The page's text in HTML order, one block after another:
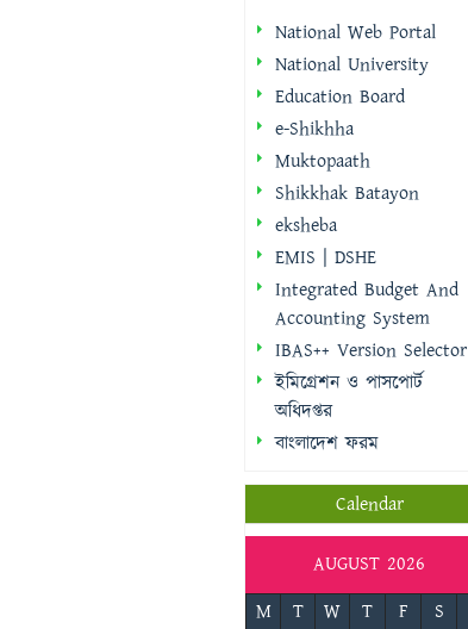
National Web Portal
National University
Education Board
e-Shikhha
Muktopaath
Shikkhak Batayon
eksheba
EMIS | DSHE
Integrated Budget And
Accounting System
IBAS++ Version Selector
ইমিগ্রেশন ও পাসপোর্ট
অধিদপ্তর
বাংলাদেশ ফরম
Calendar
AUGUST 2026
M
T W T F S